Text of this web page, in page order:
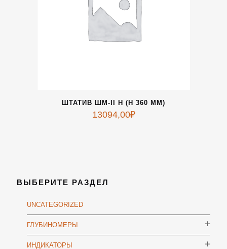
ШТАТИВ ШМ-II Н (Н 360 ММ)
13094,00₽
ВЫБЕРИТЕ РАЗДЕЛ
UNCATEGORIZED
ГЛУБИНОМЕРЫ
ИНДИКАТОРЫ